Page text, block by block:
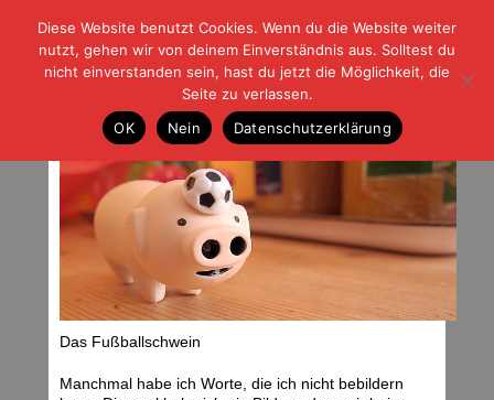
| | |BLOG-GFußball und der Rest
HOME|REGELN|IMPRESSUM |DATENSCHUTZ
Bild ohne Text
Dienstag, 25.12.12 | 10:22 Uhr
Das Fußballschwein
Manchmal habe ich Worte, die ich nicht bebildern
Diese Website benutzt Cookies. Wenn du die Website weiter
nutzt, gehen wir von deinem Einverständnis aus. Solltest du
nicht einverstanden sein, hast du jetzt die Möglichkeit, die
Seite zu verlassen.
OK
Nein Datenschutzerklärung